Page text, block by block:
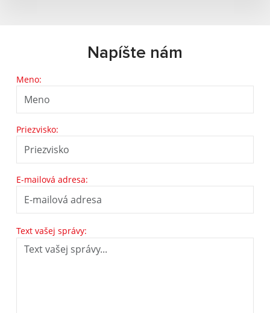
Napíšte nám
Meno:
Priezvisko:
E-mailová adresa:
Text vašej správy: